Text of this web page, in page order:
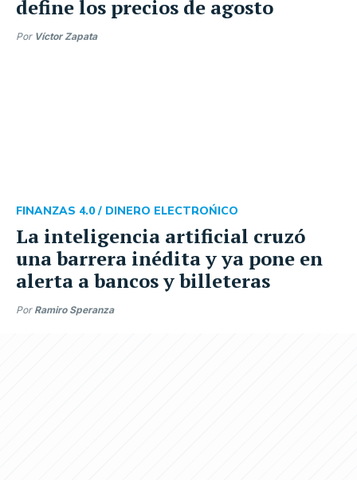
define los precios de agosto
Por Víctor Zapata
La inteligencia artificial cruzó
una barrera inédita y ya pone en
alerta a bancos y billeteras
FINANZAS 4.0 / DINERO ELECTROŃICO
Por Ramiro Speranza